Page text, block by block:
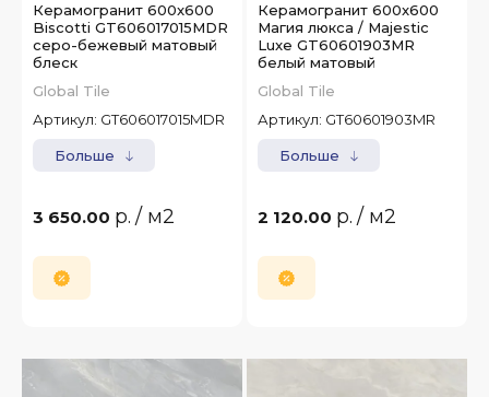
Керамогранит 600x600
Biscotti GT606017015MDR
серо-бежевый матовый
блеск
Global Tile
Артикул: GT606017015MDR
Больше
3 650.00 р. / м2
Керамогранит 600x600
Магия люкса / Majestic
Luxe GT60601903MR
белый матовый
Global Tile
Артикул: GT60601903MR
Больше
2 120.00 р. / м2